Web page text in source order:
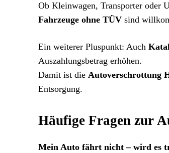
Ob Kleinwagen, Transporter oder
Fahrzeuge ohne TÜV sind
Ein weiterer Pluspunkt: Auch
Auszahlungsbetrag erhöhen.
Damit ist die Autoverschrottung
Entsorgung.
Häufige Fragen zur
Mein Auto fährt nicht – wird es